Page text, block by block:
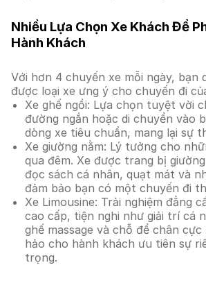
Nhiều Lựa Chọn Xe Khách Để
Hành Khách
Với hơn 4 chuyến xe mỗi ngày, bạn
được loại xe ưng ý cho chuyến đi
Xe ghế ngồi: Lựa chọn tuyệt vời
đường ngắn hoặc di chuyển vào
dòng xe tiêu chuẩn, mang lại sự
Xe giường nằm: Lý tưởng cho
qua đêm. Xe được trang bị
đọc sách cá nhân, quạt mát và
đảm bảo bạn có một chuyến đi
Xe Limousine: Trải nghiệm đẳng
cao cấp, tiện nghi như giải trí cá
ghế massage và chỗ để chân
hảo cho hành khách ưu tiên sự
trọng.